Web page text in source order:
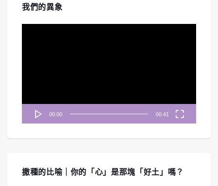
我們的異象
00:00 00:41
撒種的比喻｜你的「心」是那塊「好土」嗎？